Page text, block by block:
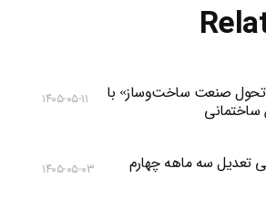
صنعت ساخت‌وساز» با
ساختمانی
۱۴۰۵-۰۵-۱۱
سه ماهه چهارم
۱۴۰۵-۰۵-۰۳